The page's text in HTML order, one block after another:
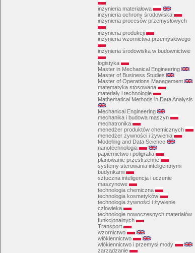
inżynieria materiałowa
inżynieria ochrony środowiska
inżynieria procesów przemysłowych
inżynieria produkcji
inżynieria wzornictwa przemysłowego
inżynieria środowiska w budownictwie
logistyka
Master in Mechanical Engineering
Master of Business Studies
Master of Operations Management
matematyka stosowana
materiały i technologie
Mathematical Methods in Data Analysis
Mechanical Engineering
mechanika i budowa maszyn
mechatronika
menedżer produktów chemicznych
menedżer żywności i żywienia
Modelling and Data Science
nanotechnologia
papiernictwo i poligrafia
planowanie przestrzenne
systemy sterowania inteligentnymi
budynkami
sztuczna inteligencja i uczenie
maszynowe
technologia chemiczna
technologia kosmetyków
technologia żywności i żywienie
człowieka
technologie nowoczesnych materiałów
funkcjonalnych
Transport
wzornictwo
włókiennictwo
włókiennictwo i przemysł mody
zarządzanie